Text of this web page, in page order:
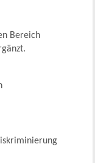
Bereich